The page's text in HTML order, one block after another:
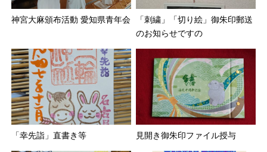
神宮大麻頒布活動 愛知県青年会
「刺繍」「切り絵」御朱印郵送
のお知らせですの
「幸先詣」直書き等 見開き御朱印ファイル授与